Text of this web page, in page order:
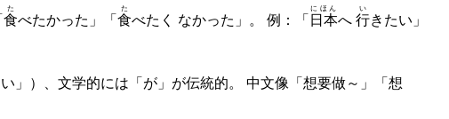
食
た
べたかった」「 食
た
べたく なかった」。 例：「 日本
にほん
へ 行
い
きたい」
」）、文学的には「が」が伝統的。 中文像「想要做～」「想